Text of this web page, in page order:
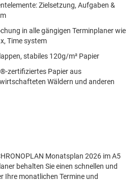
Zielsetzung, Aufgaben &
in alle gängigen Terminplaner wie
Time system
stabiles 120g/m² Papier
zertifiziertes Papier aus
Wäldern und anderen
Monatsplan 2026 im A5
behalten Sie einen schnellen und
Ihre monatlichen Termine und